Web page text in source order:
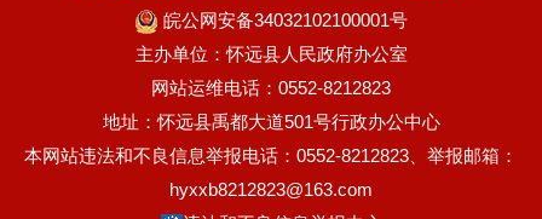
皖公网安备34032102100001号
主办单位：怀远县人民政府办公室
网站运维电话：0552-8212823
地址：怀远县禹都大道501号行政办公中心
本网站违法和不良信息举报电话：0552-8212823、举报邮箱：
hyxxb8212823@163.com